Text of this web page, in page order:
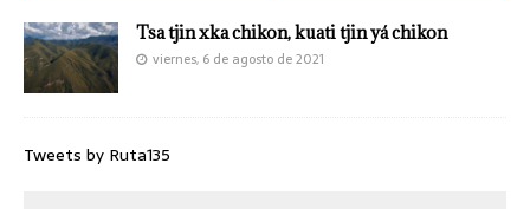
Tsa tjin xka chikon, kuati tjin yá chikon
viernes, 6 de agosto de 2021
Tweets by Ruta135